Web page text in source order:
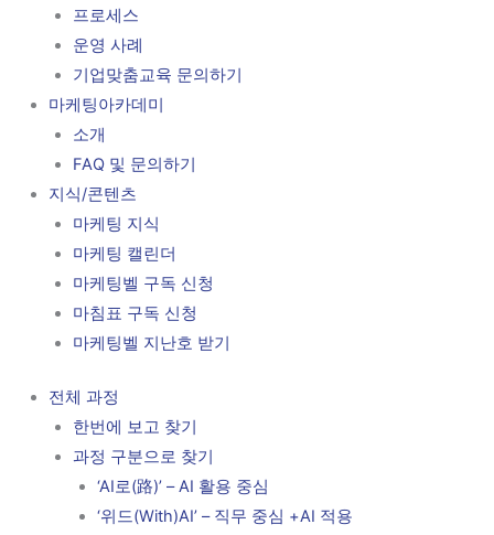
프로세스
운영 사례
기업맞춤교육 문의하기
마케팅아카데미
소개
FAQ 및 문의하기
지식/콘텐츠
마케팅 지식
마케팅 캘린더
마케팅벨 구독 신청
마침표 구독 신청
마케팅벨 지난호 받기
전체 과정
한번에 보고 찾기
과정 구분으로 찾기
‘AI로(路)’ – AI 활용 중심
‘위드(With)AI’ – 직무 중심 +AI 적용